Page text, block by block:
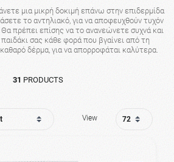
μια μικρή δοκιμή επάνω στην επιδερμίδα
το αντηλιακό, για να αποφευχθούν τυχόν
Θα πρέπει επίσης να το ανανεώνετε συχνά και
σας κάθε φορά που βγαίνει από τη
δέρμα, για να απορροφάται καλύτερα.
31 PRODUCTS
View